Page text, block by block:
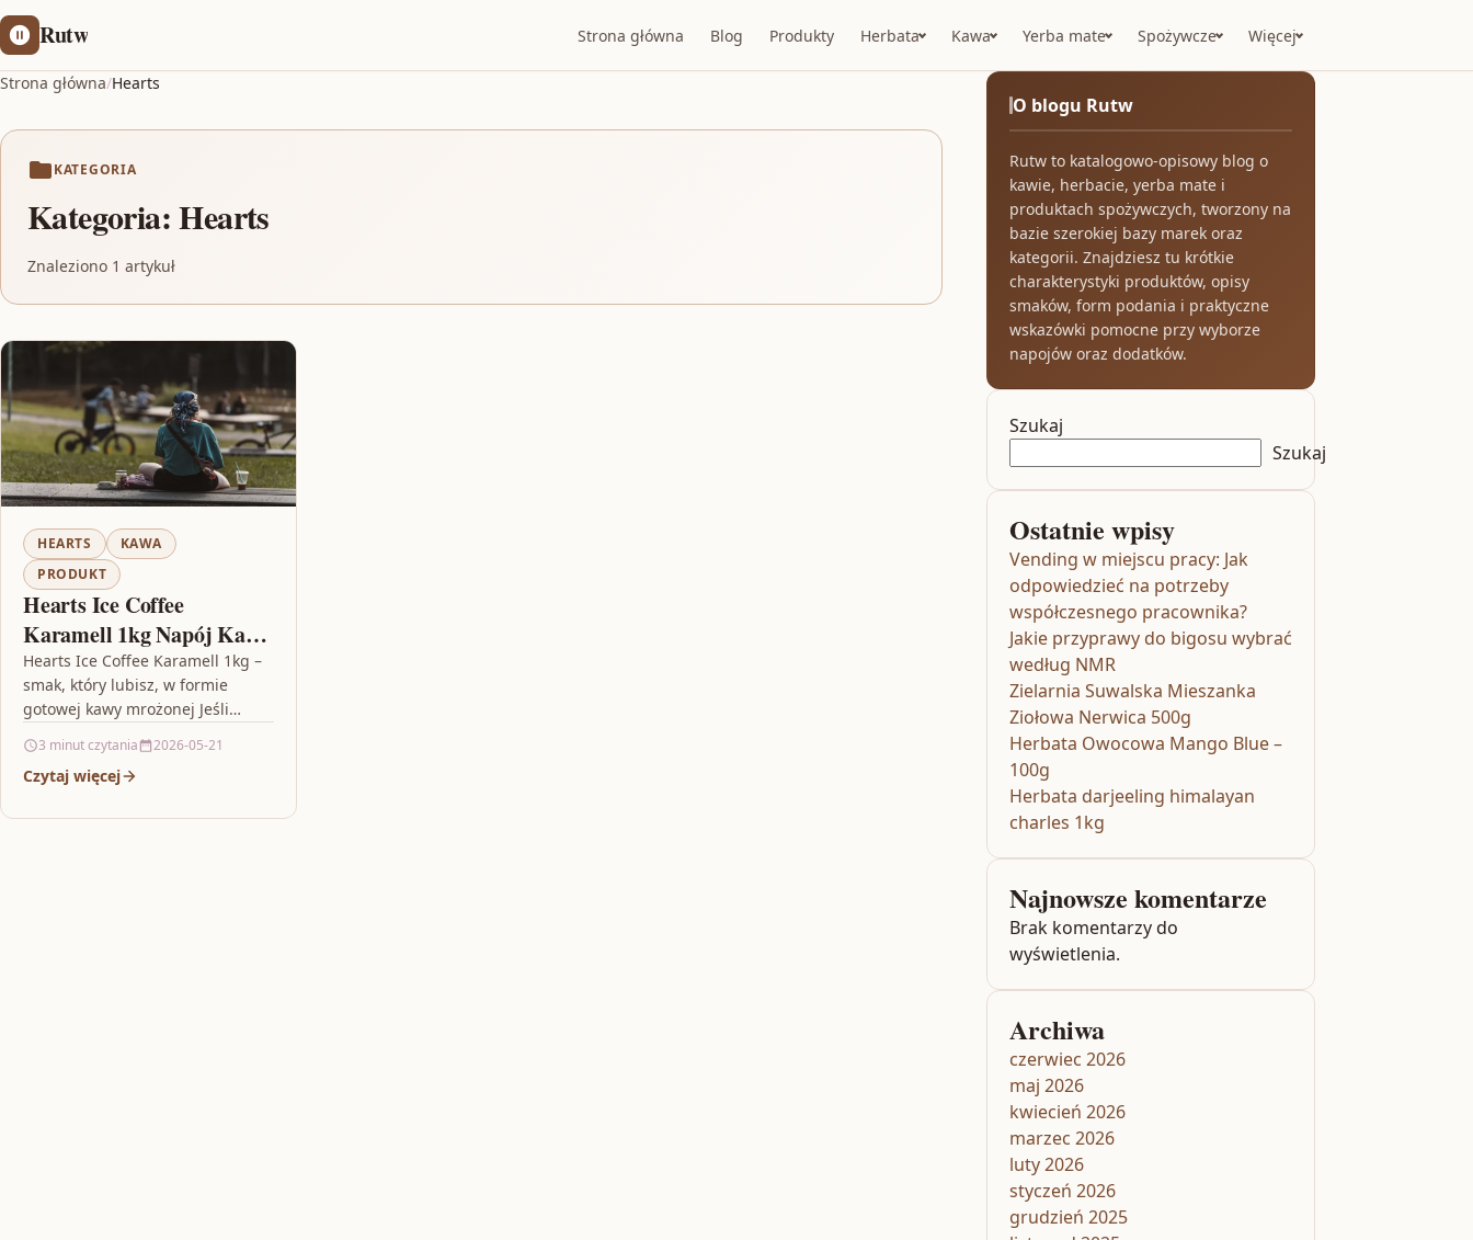
Rutw Strona główna Blog Produkty Herbata Kawa Yerba mate Spożywcze Więcej
Strona główna/Hearts
KATEGORIA
Kategoria:Hearts
Znaleziono 1 artykuł
HEARTS
KAWA
PRODUKT
Hearts Ice Coffee
Karamell 1kg Napój Kawa
Mrożona
Hearts Ice Coffee Karamell 1kg –
smak, który lubisz, w formie
gotowej kawy mrożonej Jeśli
kawa zamówiona w ulubionej…
3 minut czytania 2026-05-21
Czytaj więcej
O blogu Rutw
Rutw to katalogowo-opisowy blog o
kawie, herbacie, yerba mate i
produktach spożywczych, tworzony na
bazie szerokiej bazy marek oraz
kategorii. Znajdziesz tu krótkie
charakterystyki produktów, opisy
smaków, form podania i praktyczne
wskazówki pomocne przy wyborze
napojów oraz dodatków.
Szukaj
Szukaj
Ostatnie wpisy
Vending w miejscu pracy: Jak
odpowiedzieć na potrzeby
współczesnego pracownika?
Jakie przyprawy do bigosu wybrać
według NMR
Zielarnia Suwalska Mieszanka
Ziołowa Nerwica 500g
Herbata Owocowa Mango Blue –
100g
Herbata darjeeling himalayan
charles 1kg
Najnowsze komentarze
Brak komentarzy do
wyświetlenia.
Archiwa
czerwiec 2026
maj 2026
kwiecień 2026
marzec 2026
luty 2026
styczeń 2026
grudzień 2025